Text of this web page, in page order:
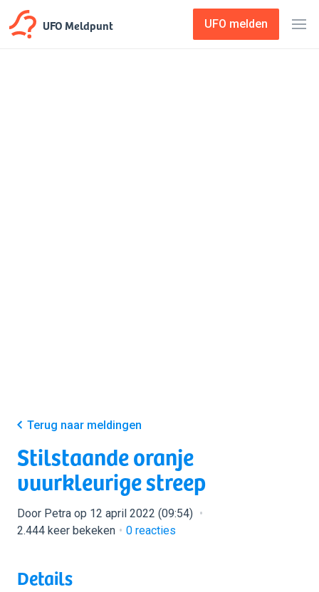
UFO Meldpunt UFO melden
Terug naar meldingen
Stilstaande oranje
vuurkleurige streep
Door Petra op 12 april 2022 (09:54)
2.444 keer bekeken
0 reacties
Details